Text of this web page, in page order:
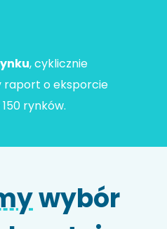
, cyklicznie
raport o eksporcie
rynków.
wybór